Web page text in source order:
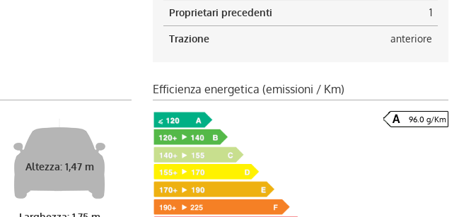
Proprietari precedenti 1
Trazione anteriore
Altezza: 1,47 m
Efficienza energetica (emissioni / Km)
96.0 g/Km